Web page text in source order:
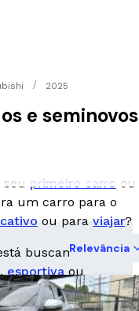
2025
e seminovos
seu primeiro carro ou
um carro para o
ou para viajar?
buscando uma
,esportivaou
Relevância